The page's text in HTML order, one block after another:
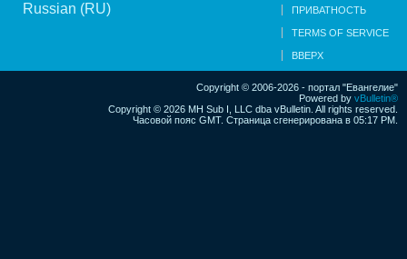
Russian (RU) ПРИВАТНОСТЬ
TERMS OF SERVICE
ВВЕРХ
Copyright © 2006-2026 - портал "Евангелие"
Powered by vBulletin®
Copyright © 2026 MH Sub I, LLC dba vBulletin. All rights reserved.
Часовой пояс GMT. Страница сгенерирована в 05:17 PM.